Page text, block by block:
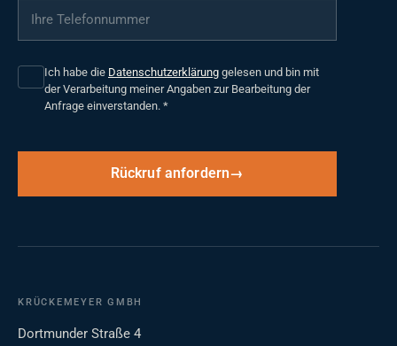
Ihre Telefonnummer
Ich habe die Datenschutzerklärung gelesen und bin mit
der Verarbeitung meiner Angaben zur Bearbeitung der
Anfrage einverstanden. *
Rückruf anfordern
KRÜCKEMEYER GMBH
Dortmunder Straße 4